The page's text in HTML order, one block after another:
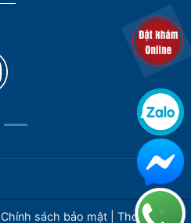
Chính sách bảo mật Thoả thuận